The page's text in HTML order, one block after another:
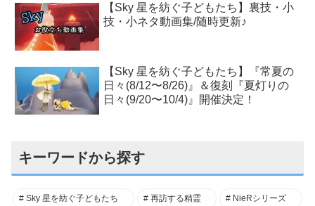
【Sky 星を紡ぐ子どもたち】裏技・小
技・小ネタ動画集/随時更新♪
【Sky 星を紡ぐ子どもたち】『常夏の
日々(8/12〜8/26)』＆復刻『夏灯りの
日々(9/20〜10/4)』開催決定！
キーワードから探す
Sky 星を紡ぐ子どもたち 再訪する精霊 NieRシリーズ